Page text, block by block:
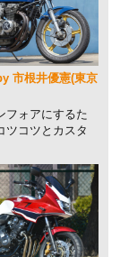
市根井優憲(東京
フォアにするた
ツコツとカスタ